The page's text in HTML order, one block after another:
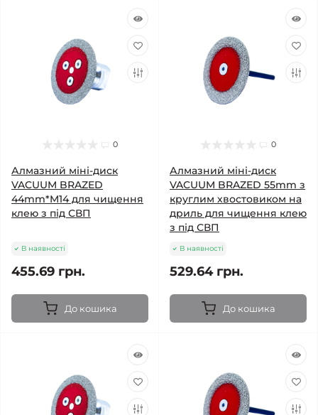
0
Алмазний міні-диск
VACUUM BRAZED
44mm*M14 для чищення
клею з під СВП
В наявності
455.69 грн.
До кошика
0
Алмазний міні-диск
VACUUM BRAZED 55mm з
круглим хвостовиком на
дриль для чищення клею
з під СВП
В наявності
529.64 грн.
До кошика